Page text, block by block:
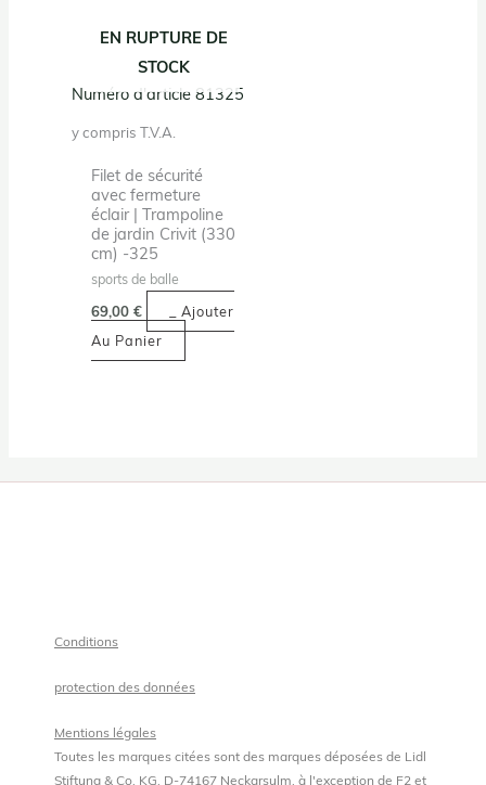
EN RUPTURE DE
STOCK
Numéro d'article 81325
y compris T.V.A.
Filet de sécurité
avec fermeture
éclair | Trampoline
de jardin Crivit (330
cm) -325
sports de balle
69,00 €
_ Ajouter
Au Panier
Conditions
protection des données
Mentions légales
Toutes les marques citées sont des marques déposées de Lidl
Stiftung & Co. KG, D-74167 Neckarsulm, à l'exception de F2 et